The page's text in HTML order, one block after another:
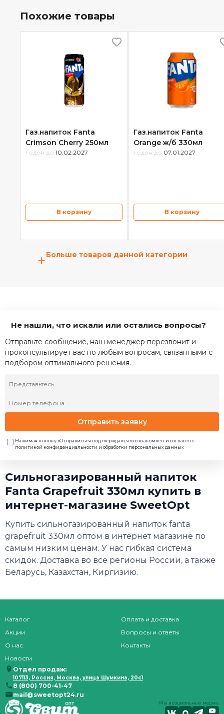
Похожие товары
Газ.напиток Fanta
Crimson Cherry 250мл
Годен до: 10.02.2027
В корзину
Газ.напиток Fanta
Orange ж/б 330мл
Годен до: 07.01.2027
В корзину
+Больше товаров данной категории
Не нашли, что искали или остались вопросы?
Отправьте сообщение, наш менеджер перезвонит и
проконсультирует вас по любым вопросам, связанными с
подбором оптимального решения.
Отправить заявку
Нажимая кнопку «Отправить» я подтверждаю, что ознакомлен и согласен с
политикой конфиденциальности и обработки персональных данных
Сильногазированный напиток
Fanta Grapefruit 330мл купить в
интернет-магазине SweetOpt
Купить сильногазированный напиток fanta
grapefruit 330мл оптом в интернет магазине по
самым низким ценам. У нас гибкая система
скидок. Доставка во все регионы России, а также
Беларусь, Казахстан, Киргизию.
Каталог
Акции
О нас
Новости
Оплата и доставка
Вопросы и ответы
Контакты
Отдел продаж:
107113, Россия, Москва, улица Шумкина, 20с1
8 (800) 700-41-47
mail@sweetopt24.ru
Мы в социальных медиа: